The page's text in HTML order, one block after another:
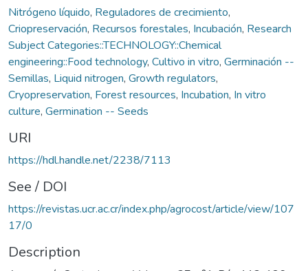
Nitrógeno líquido, Reguladores de crecimiento,
Criopreservación, Recursos forestales, Incubación, Research
Subject Categories::TECHNOLOGY::Chemical
engineering::Food technology, Cultivo in vitro, Germinación --
Semillas, Liquid nitrogen, Growth regulators,
Cryopreservation, Forest resources, Incubation, In vitro
culture, Germination -- Seeds
URI
https://hdl.handle.net/2238/7113
See / DOI
https://revistas.ucr.ac.cr/index.php/agrocost/article/view/107
17/0
Description